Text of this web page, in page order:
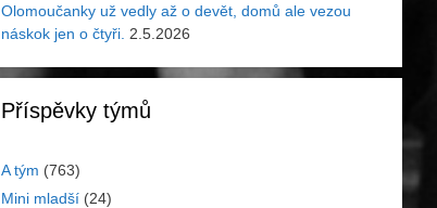
Olomoučanky už vedly až o devět, domů ale vezou
náskok jen o čtyři. 2.5.2026
Příspěvky týmů
A tým (763)
Mini mladší (24)